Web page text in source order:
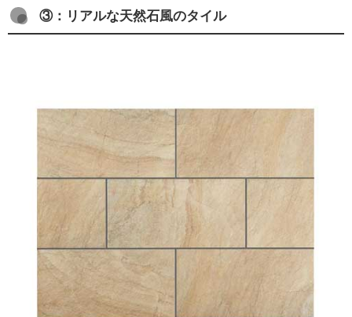
③：リアルな天然石風のタイル